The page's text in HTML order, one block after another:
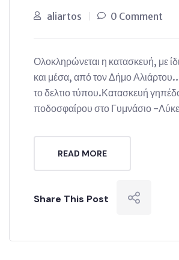
aliartos 0 Comment
Ολοκληρώνεται η κατασκευή, με
και μέσα, από τον Δήμο
το δελτιο τύπου.Κατασκευή
ποδοσφαίρου στο Γυμνάσιο -
READ MORE
Share This Post